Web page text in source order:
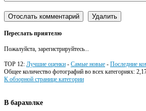
Переслать приятелю
Пожалуйста, зарегистрируйтесь...
TOP 12: Лучшие оценки - Самые новые - Последние
Общее количество фотографий во всех категориях:
К обзорной странице категории
В барахолке